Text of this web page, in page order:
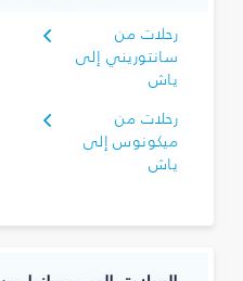
رحلات من
سانتوريني إلى
ياش
رحلات من
ميكونوس إلى
ياش